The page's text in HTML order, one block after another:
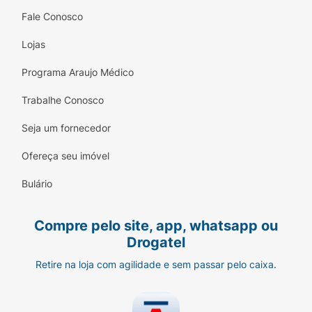
respeitando os horários, as doses e a
5mg?
Assim como qualquer medicamento, o uso de
efeito mais comum (mais de 10% dos
pacientes) é dor de cabeça (cefaleia).
Entre 1% e 10% dos pacientes também
Dor nas costas;
Rubor facial (vermelhidão no rosto);
Fale Conosco
Lojas
Programa Araujo Médico
Trabalhe Conosco
Seja um fornecedor
Ofereça seu imóvel
Bulário
Compre pelo site, app, whatsapp ou
Drogatel
Retire na loja com agilidade e sem passar pelo caixa.